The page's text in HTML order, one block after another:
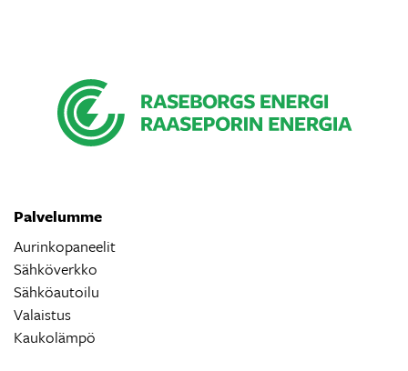
Palvelumme
Aurinkopaneelit
Sähköverkko
Sähköautoilu
Valaistus
Kaukolämpö